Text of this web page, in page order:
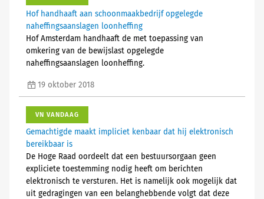
Hof handhaaft aan schoonmaakbedrijf opgelegde
naheffingsaanslagen loonheffing
Hof Amsterdam handhaaft de met toepassing van
omkering van de bewijslast opgelegde
naheffingsaanslagen loonheffing.
19 oktober 2018
VN VANDAAG
Gemachtigde maakt impliciet kenbaar dat hij elektronisch
bereikbaar is
De Hoge Raad oordeelt dat een bestuursorgaan geen
expliciete toestemming nodig heeft om berichten
elektronisch te versturen. Het is namelijk ook mogelijk dat
uit gedragingen van een belanghebbende volgt dat deze